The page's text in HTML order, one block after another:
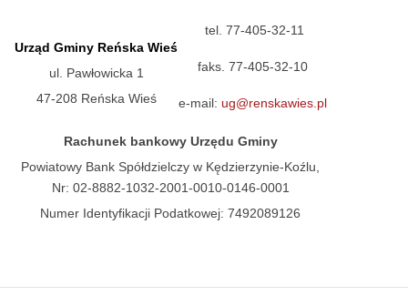
Urząd Gminy Reńska Wieś
ul. Pawłowicka 1
47-208 Reńska Wieś
tel. 77-405-32-11
faks. 77-405-32-10
e-mail: ug@renskawies.pl
Rachunek bankowy Urzędu Gminy
Powiatowy Bank Spółdzielczy w Kędzierzynie-Koźlu,
Nr: 02-8882-1032-2001-0010-0146-0001
Numer Identyfikacji Podatkowej: 7492089126